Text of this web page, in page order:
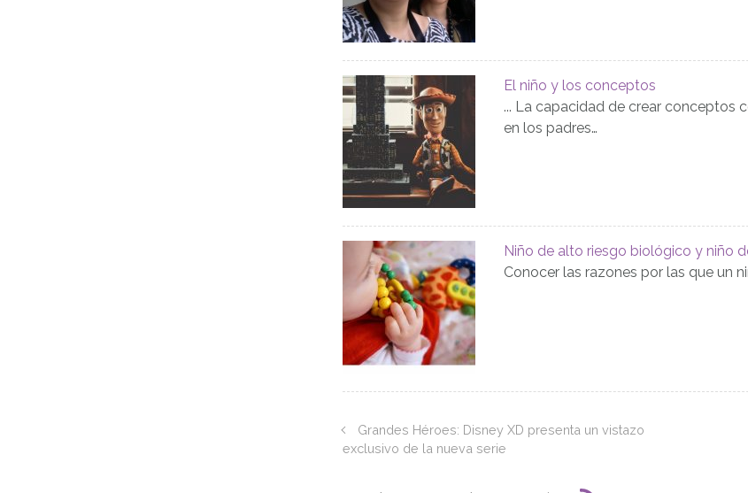
El niño y los conceptos
... La capacidad de crear conceptos
en los padres…
Niño de alto riesgo biológico y niño
Conocer las razones por las que un
Grandes Héroes: Disney XD presenta un vistazo
exclusivo de la nueva serie